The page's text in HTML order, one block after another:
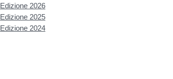
Edizione 2026
Edizione 2025
Edizione 2024